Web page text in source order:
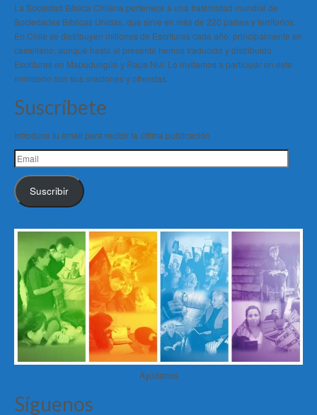
La Sociedad Bíblica Chilena pertenece a una fraternidad mundial de
Sociedades Bíblicas Unidas, que sirve en más de 220 países y territorios.
En Chile se distribuyen millones de Escrituras cada año, principalmente en
castellano, aunque hasta el presente hemos traducido y distribuido
Escrituras en Mapudungún y Rapa Nui. Le invitamos a participar en este
ministerio con sus oraciones y ofrendas.
Suscríbete
Introduce tu email para recibir la última publicación
Email
Suscribir
Ayúdanos
Síguenos